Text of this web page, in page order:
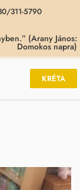
311-5790
(Arany János:
Domokos napra)
KRÉTA